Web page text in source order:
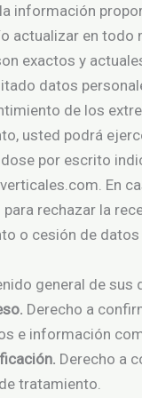
información
actualizar en todo
exactos y
datos
de los
usted podrá
por escrito
En
rechazar la
o cesión de
general de sus
Derecho a
e información
Derecho a
tratamiento.